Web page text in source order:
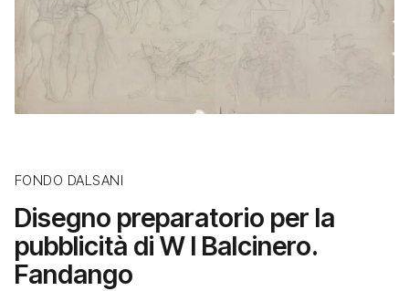
FONDO DALSANI
Disegno preparatorio per la
pubblicità di W I Balcinero.
Fandango